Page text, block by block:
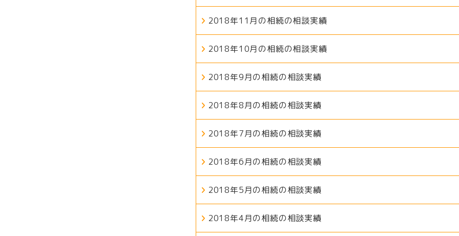
2018年11月の相続の相談実績
2018年10月の相続の相談実績
2018年9月の相続の相談実績
2018年8月の相続の相談実績
2018年7月の相続の相談実績
2018年6月の相続の相談実績
2018年5月の相続の相談実績
2018年4月の相続の相談実績